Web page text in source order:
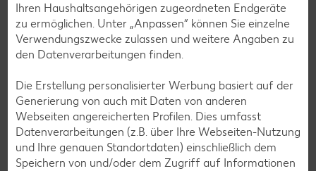
Burger-Rezepte
Pasta-Rezepte
Sushi-Rezepte
Raclette-Rezepte
Flammkuchen-Rezepte
Ihren Haushaltsangehörigen zugeordneten Endgeräte
zu ermöglichen. Unter „Anpassen“ können Sie einzelne
Verwendungszwecke zulassen und weitere Angaben zu
den Datenverarbeitungen finden.
Die Erstellung personalisierter Werbung basiert auf der
Generierung von auch mit Daten von anderen
Webseiten angereicherten Profilen. Dies umfasst
Datenverarbeitungen (z.B. über Ihre Webseiten-Nutzung
und Ihre genauen Standortdaten) einschließlich dem
Speichern von und/oder dem Zugriff auf Informationen